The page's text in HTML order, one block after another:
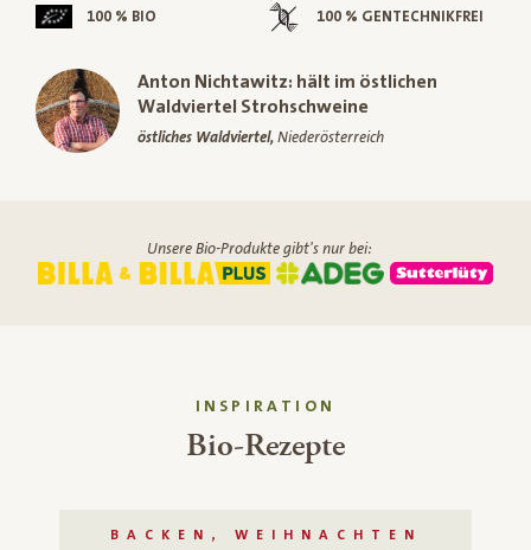
100 % BIO 100 % GENTECHNIKFREI
Anton Nichtawitz: hält im östlichen
Waldviertel Strohschweine
östliches Waldviertel, Niederösterreich
Unsere Bio-Produkte gibt's nur bei:
INSPIRATION
Bio-Rezepte
BACKEN, WEIHNACHTEN